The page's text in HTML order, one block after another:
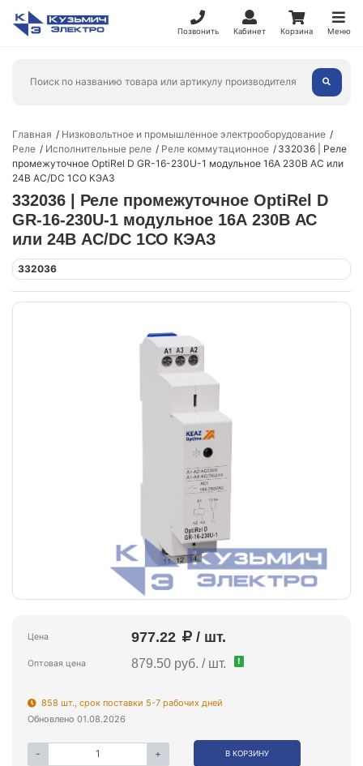
Позвонить Кабинет Корзина Меню
Главная
Низковольтное и промышленное электрооборудование
Реле
Исполнительные реле Реле коммутационное
332036 | Реле
промежуточное OptiRel D GR-16-230U-1 модульное 16А 230В АС или
24В AC/DC 1СО КЭАЗ
332036 | Реле промежуточное OptiRel D
GR-16-230U-1 модульное 16А 230В АС
или 24В AC/DC 1СО КЭАЗ
332036
Цена 977.22 / шт.
Оптовая цена 879.50 руб. / шт. !
858 шт., срок поставки 5-7 рабочих дней
Обновлено 01.08.2026
- + В КОРЗИНУ